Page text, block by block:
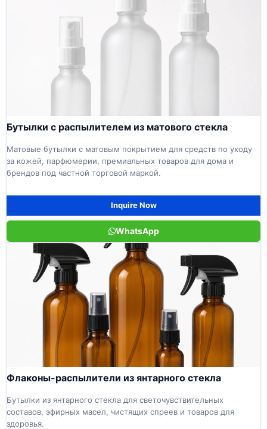
Бутылки с распылителем из матового стекла
Матовые бутылки с матовым покрытием для средств по уходу
за кожей, парфюмерии, премиальных товаров для дома и
брендов под частной торговой маркой.
Inquire Now
WhatsApp
Флаконы-распылители из янтарного стекла
Бутылки из янтарного стекла для светочувствительных
составов, эфирных масел, чистящих спреев и товаров для
здоровья.